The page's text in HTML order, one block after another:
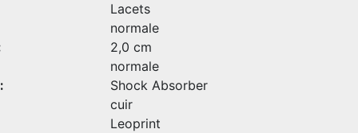
Lacets
normale
2,0 cm
normale
Shock Absorber
cuir
Leoprint